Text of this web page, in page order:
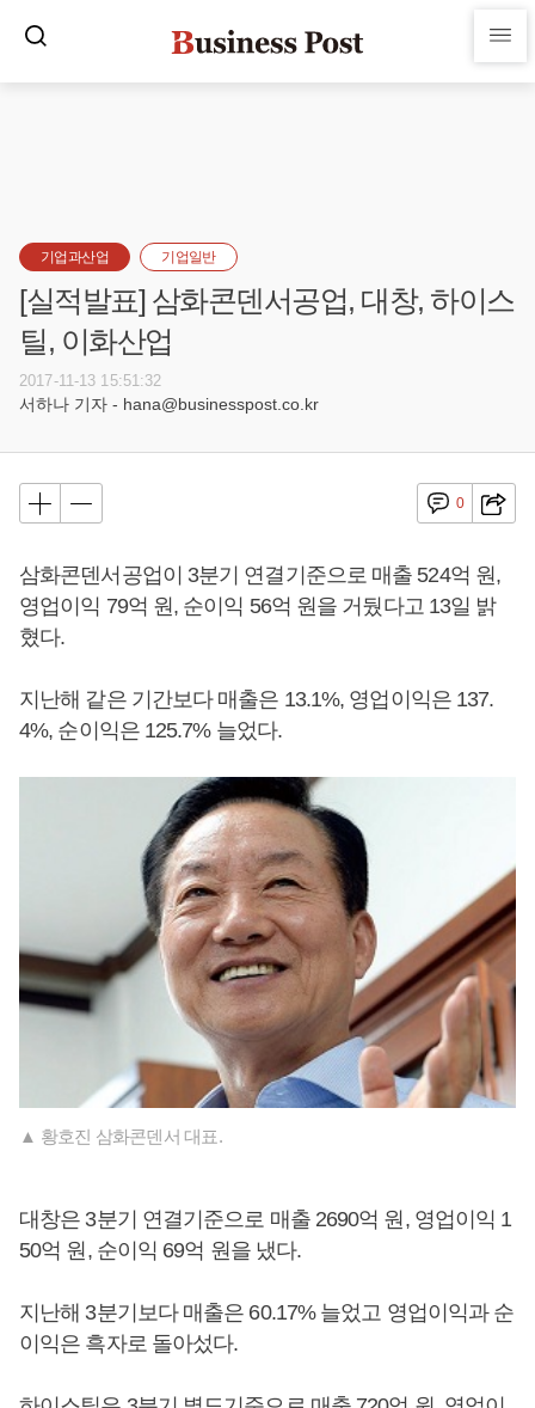
기업과산업 기업일반
[실적발표] 삼화콘덴서공업, 대창, 하이스
틸, 이화산업
2017-11-13 15:51:32
서하나 기자 - hana@businesspost.co.kr
0
삼화콘덴서공업이 3분기 연결기준으로 매출 524억 원,
영업이익 79억 원, 순이익 56억 원을 거뒀다고 13일 밝
혔다.
지난해 같은 기간보다 매출은 13.1%, 영업이익은 137.
4%, 순이익은 125.7% 늘었다.
▲ 황호진 삼화콘덴서 대표.
대창은 3분기 연결기준으로 매출 2690억 원, 영업이익 1
50억 원, 순이익 69억 원을 냈다.
지난해 3분기보다 매출은 60.17% 늘었고 영업이익과 순
이익은 흑자로 돌아섰다.